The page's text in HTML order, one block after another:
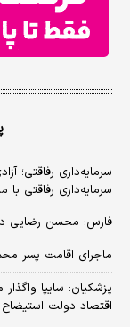
سرمایه‌داری رفاقتی؛
سرمایه‌داری رفاقتی با
فارس: محسن رضایی
ماجرای اقامت پسر
پزشکیان: سایپا
اقتصاد دولت